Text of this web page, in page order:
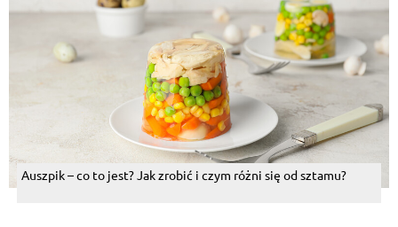
Auszpik – co to jest? Jak zrobić i czym różni się od sztamu?